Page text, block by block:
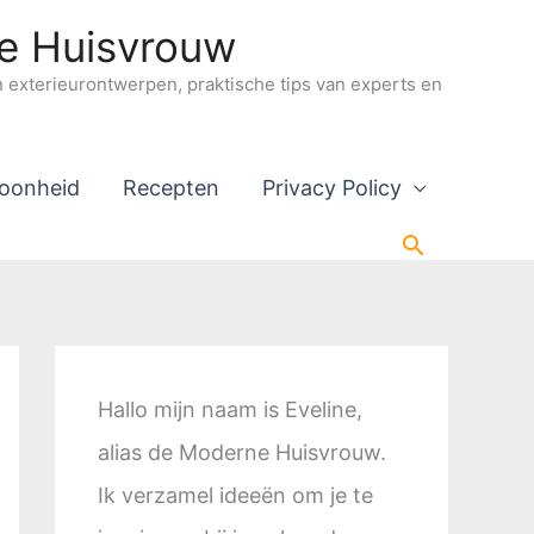
Huisvrouw
praktische tips van experts en
Recepten Privacy Policy
Zoeken
Hallo mijn naam is Eveline,
alias de Moderne Huisvrouw.
Ik verzamel ideeën om je te